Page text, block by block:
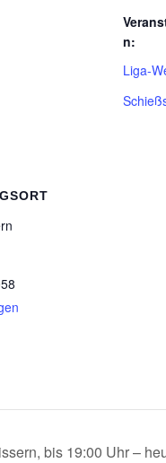
n:
Liga-
bis 19:00 Uhr –